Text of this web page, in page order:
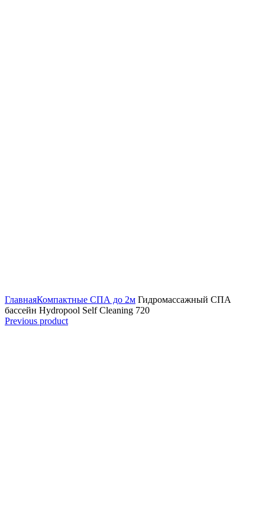
ГлавнаяКомпактные СПА до 2м Гидромассажный СПА
бассейн Hydropool Self Cleaning 720
Previous product